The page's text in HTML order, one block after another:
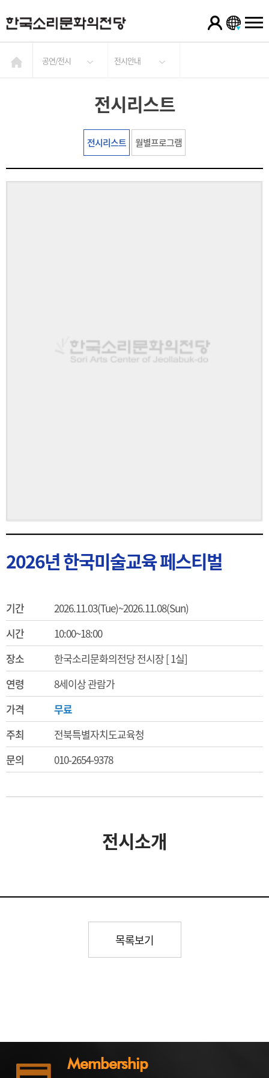
공연/전시 전시안내
전시리스트
전시리스트 월별프로그램
2026년 한국미술교육 페스티벌
기간
2026.11.03(Tue)~2026.11.08(Sun)
시간
10:00~18:00
장소
한국소리문화의전당 전시장 [ 1실]
연령
8세이상 관람가
가격
무료
주최
전북특별자치도교육청
문의
010-2654-9378
전시소개
목록보기
Membership